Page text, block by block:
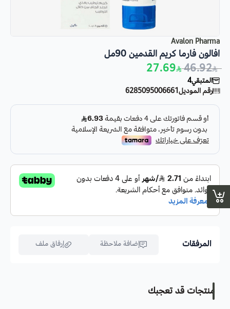
Avalon Pharma
افالون فارما كريم القدمين 90مل
46.92
27.69
المتبقي4
رقم الموديل6285095006661
المرفقات إضافة ملاحظة إرفاق ملف
منتجات قد تعجبك